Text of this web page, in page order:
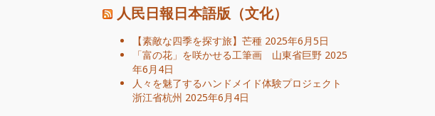
人民日報日本語版（文化）
【素敵な四季を探す旅】芒種 2025年6月5日
「富の花」を咲かせる工筆画 山東省巨野 2025
年6月4日
人々を魅了するハンドメイド体験プロジェクト
浙江省杭州 2025年6月4日